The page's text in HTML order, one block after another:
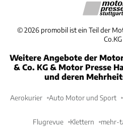
©2026 promobil ist ein Teil der
Co.KG
Weitere Angebote der
& Co. KG & Motor Presse
und deren
Aerokurier Auto Motor und Sport
Flugrevue Klettern mehr-